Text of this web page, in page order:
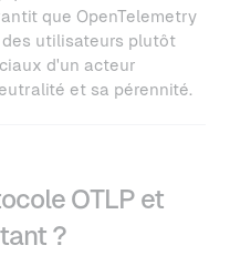
que OpenTelemetry
utilisateurs plutôt
d'un acteur
et sa pérennité.
OTLP et
?